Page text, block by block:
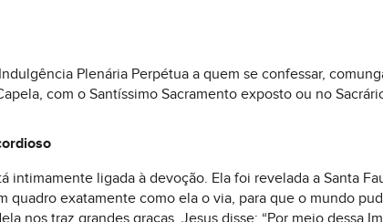
Plenária Perpétua a quem se confessar,
com o Santíssimo Sacramento exposto ou no
intimamente ligada à devoção. Ela foi revelada a Santa
quadro exatamente como ela o via, para que o mundo
nos traz grandes graças. Jesus disse: “Por meio dessa